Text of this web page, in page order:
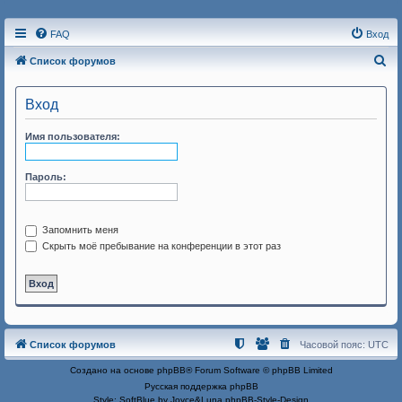
FAQ Вход
Список форумов
Вход
Имя пользователя:
Пароль:
Запомнить меня
Скрыть моё пребывание на конференции в этот раз
Список форумов Часовой пояс: UTC
Создано на основе phpBB® Forum Software © phpBB Limited
Русская поддержка phpBB
Style: SoftBlue by Joyce&Luna phpBB-Style-Design